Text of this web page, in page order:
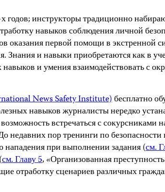
инструкторы традиционно
навыков соблюдения личной
первой помощи в экстренной
и навыки приобретаются как в
и умения взаимодействовать с
News Safety Institute)бесплатно
навыков журналисты нередко
встречаться с сокурсниками
пор тренинги по
при выполнении задания (см.
см. Главу 5, «Организованная
сценариев различных